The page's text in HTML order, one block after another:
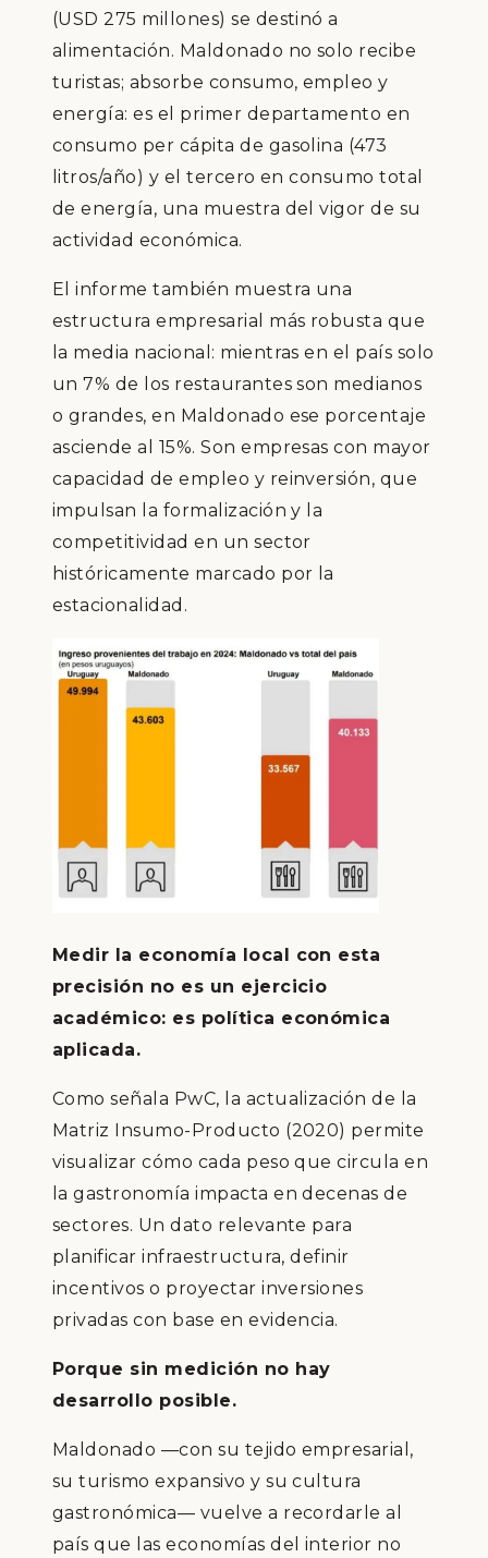
(USD 275 millones) se destinó a
alimentación. Maldonado no solo recibe
turistas; absorbe consumo, empleo y
energía: es el primer departamento en
consumo per cápita de gasolina (473
litros/año) y el tercero en consumo total
de energía, una muestra del vigor de su
actividad económica.
El informe también muestra una
estructura empresarial más robusta que
la media nacional: mientras en el país solo
un 7% de los restaurantes son medianos
o grandes, en Maldonado ese porcentaje
asciende al 15%. Son empresas con mayor
capacidad de empleo y reinversión, que
impulsan la formalización y la
competitividad en un sector
históricamente marcado por la
estacionalidad.
Medir la economía local con esta
precisión no es un ejercicio
académico: es política económica
aplicada.
Como señala PwC, la actualización de la
Matriz Insumo-Producto (2020) permite
visualizar cómo cada peso que circula en
la gastronomía impacta en decenas de
sectores. Un dato relevante para
planificar infraestructura, definir
incentivos o proyectar inversiones
privadas con base en evidencia.
Porque sin medición no hay
desarrollo posible.
Maldonado —con su tejido empresarial,
su turismo expansivo y su cultura
gastronómica— vuelve a recordarle al
país que las economías del interior no